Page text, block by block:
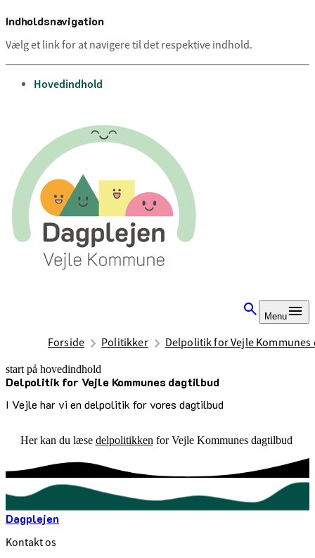
Indholdsnavigation
Vælg et link for at navigere til det respektive indhold.
gå til
Hovedindhold
Menu
Forside Politikker Delpolitik for Vejle
start på hovedindhold
Delpolitik for Vejle Kommunes dagtilbud
I Vejle har vi en delpolitik for vores dagtilbud
senest opdateret 9. juli 2025
Her kan du læse delpolitikken for Vejle Kommunes dagtilbud
Dagplejen
Kontakt os